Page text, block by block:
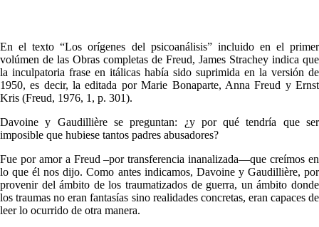
En el texto “Los orígenes del psicoanálisis” incluido en el primer
volúmen de las Obras completas de Freud, James Strachey indica que
la inculpatoria frase en itálicas había sido suprimida en la versión de
1950, es decir, la editada por Marie Bonaparte, Anna Freud y Ernst
Kris (Freud, 1976, 1, p. 301).
Davoine y Gaudillière se preguntan: ¿y por qué tendría que ser
imposible que hubiese tantos padres abusadores?
Fue por amor a Freud –por transferencia inanalizada—que creímos en
lo que él nos dijo. Como antes indicamos, Davoine y Gaudillière, por
provenir del ámbito de los traumatizados de guerra, un ámbito donde
los traumas no eran fantasías sino realidades concretas, eran capaces de
leer lo ocurrido de otra manera.